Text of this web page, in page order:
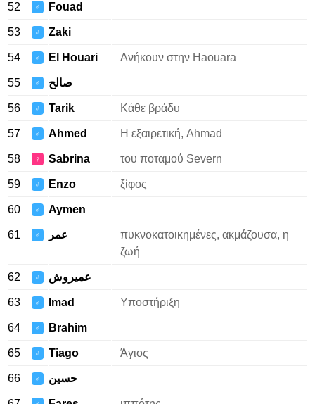
52 ♂ Fouad
53 ♂ Zaki
54 ♂ El Houari Ανήκουν στην Haouara
55 ♂ صالح
56 ♂ Tarik Κάθε βράδυ
57 ♂ Ahmed Η εξαιρετική, Ahmad
58 ♀ Sabrina του ποταμού Severn
59 ♂ Enzo ξίφος
60 ♂ Aymen
61 ♂ عمر
πυκνοκατοικημένες, ακμάζουσα, η
ζωή
62 ♂ عميروش
63 ♂ Imad Υποστήριξη
64 ♂ Brahim
65 ♂ Tiago Άγιος
66 ♂ حسين